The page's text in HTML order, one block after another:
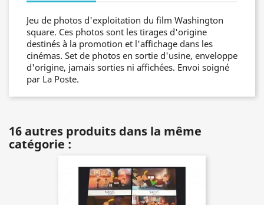
Jeu de photos d'exploitation du film Washington
square. Ces photos sont les tirages d'origine
destinés à la promotion et l'affichage dans les
cinémas. Set de photos en sortie d'usine, enveloppe
d'origine, jamais sorties ni affichées. Envoi soigné
par La Poste.
16 autres produits dans la même
catégorie :